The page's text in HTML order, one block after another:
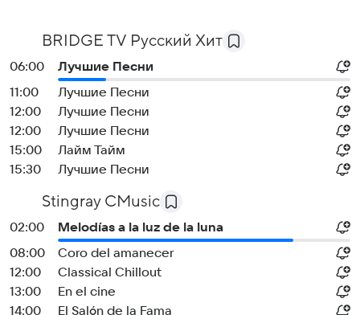
BRIDGE TV Русский Хит
06:00
Лучшие Песни
11:00
Лучшие Песни
12:00
Лучшие Песни
12:00
Лучшие Песни
15:00
Лайм Тайм
15:30
Лучшие Песни
Stingray CMusic
02:00
Melodías a la luz de la luna
08:00
Coro del amanecer
12:00
Classical Chillout
13:00
En el cine
14:00
El Salón de la Fama